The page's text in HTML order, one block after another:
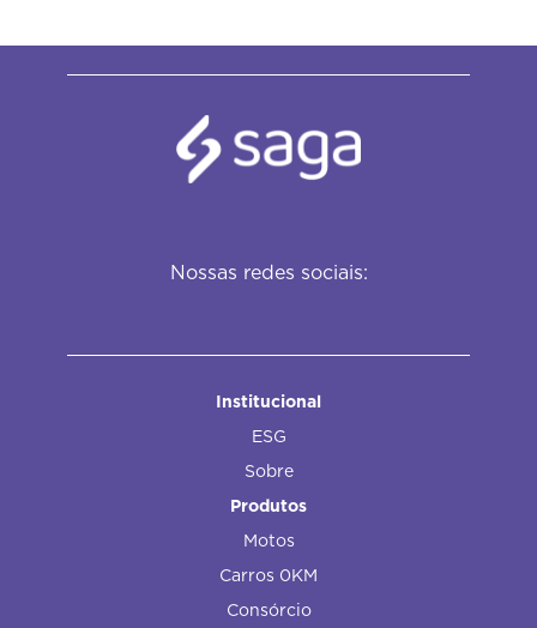
Nossas redes sociais:
Institucional
ESG
Sobre
Produtos
Motos
Carros 0KM
Consórcio